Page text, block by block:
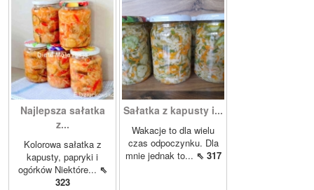
Najlepsza sałatka
z...
Kolorowa sałatka z
kapusty, papryki i
ogórków Niektóre... ⇖
323
Sałatka z kapusty i...
Wakacje to dla wielu
czas odpoczynku. Dla
mnie jednak to... ⇖ 317